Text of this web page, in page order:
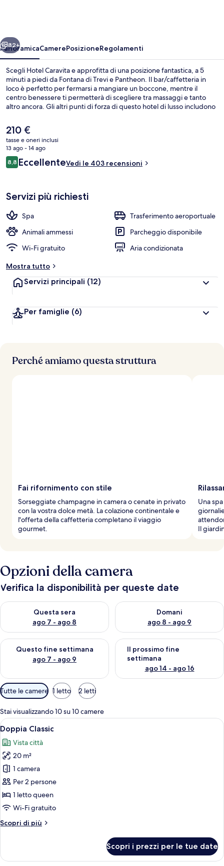
Avanti
82+
PanoramicaCamerePosizioneRegolamenti
Scegli Hotel Caravita e approfitta di una posizione fantastica, a 5
minuti a piedi da Fontana di Trevi e Pantheon. Il bar/caffetteria in
loco è perfetto per fermarsi a mangiare un boccone, mentre il
centro benessere ti permetterà di scegliere tra massaggi e tanto
altro ancora. Gli altri punti di forza di questo hotel di lusso includono
viaggiatori apprezzano il personale gentile della struttura.
Approfitta dei mezzi pubblici nelle vicinanze: Fermata del tram di
Porta Venezia è a 8 min e Stazione metro di Barberini a 11 min a piedi.
Il
prezzo
attuale
è
210 €
210 €
tasse e oneri inclusi
13 ago - 14 ago
Recensioni
8,88,8 su 10
EccellenteVedi le 403 recensioni
Servizi più richiesti
Spa
Trasferimento aeroportuale
Animali ammessi
Parcheggio disponibile
Wi-Fi gratuito
Aria condizionata
Mostra tutto
Servizi principali (12)
Per famiglie (6)
Perché amiamo questa struttura
Fai rifornimento con stile
Sorseggiate champagne in camera o cenate in privato
con la vostra dolce metà. La colazione continentale e
l'offerta della caffetteria completano il viaggio
gourmet.
Una
Il
Opzioni della camera
Verifica la disponibilità per queste date
Questa sera
ago 7 - ago 8
Verifica la disponibilità per questa sera, ago 7 - ago 8
Domani
ago 8 - ago 9
Verifica la disponibilità per
Questo fine settimana
ago 7 - ago 9
Verifica la disponibilità per questo fine settimana, ago 7 - ago
Il prossimo fine
settimana
ago 14 - ago 16
Verifica la disponibilità per il
Filtri
disponibili
per
le
camere
Tutte le camere 1 letto 2 letti
Stai visualizzando 10 su 10 camere
Apri
tutte
le
foto
per
Doppia
Classic
Un letto rifatto con un piumone
4
Doppia Classic
Vista città
20 m²
1 camera
Per 2 persone
1 letto queen
Wi-Fi gratuito
Scopri di più
Altri
Classic
Scopri i prezzi per le tue date